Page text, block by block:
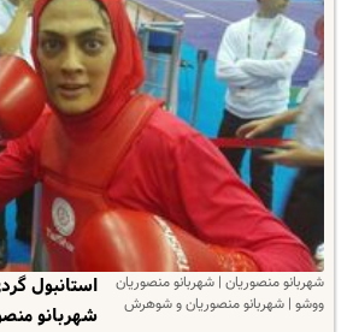
شهربانو منصوریان | شهربانو منصوریان
ووشو | شهربانو منصوریان و شوهرش
استانبول
شهربانو